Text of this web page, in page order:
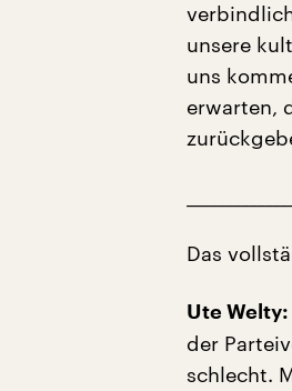
unsere
uns
erwarten,
Das
Ute Welty:
der
schlecht.